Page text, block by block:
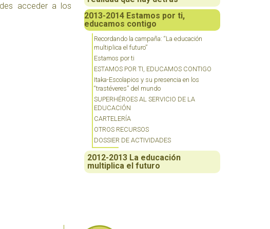
2013-2014 Estamos por ti,
educamos contigo
Recordando la campaña: “La educación
multiplica el futuro”
Estamos por ti
ESTAMOS POR TI, EDUCAMOS CONTIGO
Itaka-Escolapios y su presencia en los
“trastéveres” del mundo
SUPERHÉROES AL SERVICIO DE LA
EDUCACIÓN
CARTELERÍA
OTROS RECURSOS
DOSSIER DE ACTIVIDADES
2012-2013 La educación
multiplica el futuro
acceder a los